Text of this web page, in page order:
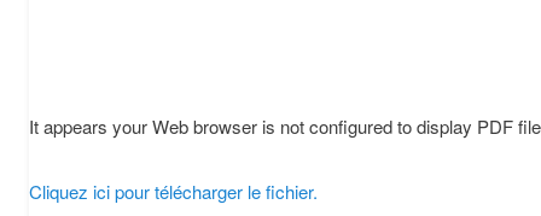
It appears your Web browser is not configured to display PDF
Cliquez ici pour télécharger le fichier.